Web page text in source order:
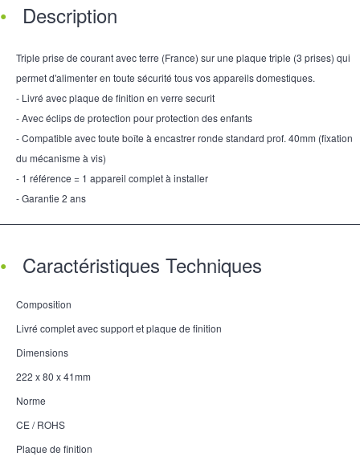
Description
Triple prise de courant avec terre (France) sur une plaque triple (3 prises) qui
permet d'alimenter en toute sécurité tous vos appareils domestiques.
- Livré avec plaque de finition en verre securit
- Avec éclips de protection pour protection des enfants
- Compatible avec toute boîte à encastrer ronde standard prof. 40mm (fixation
du mécanisme à vis)
- 1 référence = 1 appareil complet à installer
- Garantie 2 ans
Caractéristiques Techniques
Composition
Livré complet avec support et plaque de finition
Dimensions
222 x 80 x 41mm
Norme
CE / ROHS
Plaque de finition